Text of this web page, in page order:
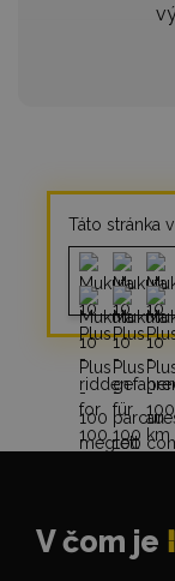
Táto stránka
V čom je